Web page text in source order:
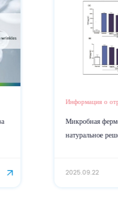
ферментация альфа-бисаболола:
решение для ухода за кожей